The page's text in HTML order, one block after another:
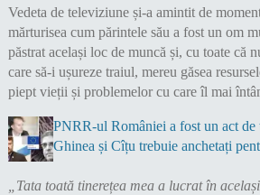
Vedeta de televiziune și-a amintit de
mărturisea cum părintele său a fost un om
păstrat același loc de muncă și, cu toate că
care să-i ușureze traiul, mereu găsea
piept vieții și problemelor cu care îl mai
PNRR-ul României a fost un act de
Ghinea și Cîțu trebuie anchetați
„Tata toată tinerețea mea a lucrat în